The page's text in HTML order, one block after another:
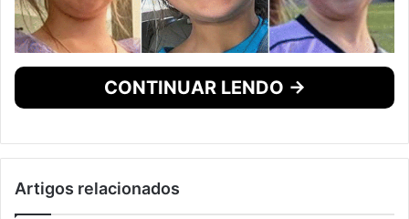
CONTINUAR LENDO →
Artigos relacionados